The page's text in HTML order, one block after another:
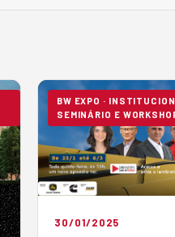
BW EXPO ·
SEMINÁRIO E
30/01/2025